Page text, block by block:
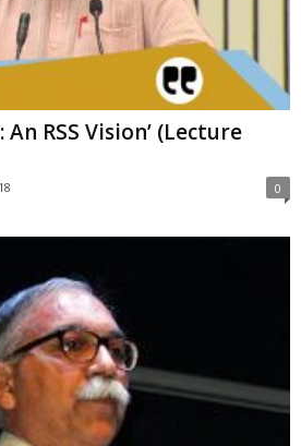
RSS Vision’ (Lecture
0